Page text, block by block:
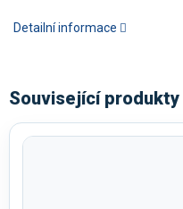
Detailní informace
Související produkty